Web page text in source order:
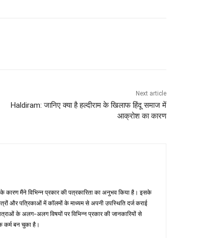
Next article
Haldiram: जानिए क्या है हल्दीराम के खिलाफ हिंदू समाज में
आक्रोश का कारण
मैंने विभिन्न प्रकार की पत्रकारिता का अनुभव किया है। इसके
और पत्रिकाओं में काॅलमों के माध्यम से अपनी उपस्थिति दर्ज कराई
के अलग-अलग विषयों पर विभिन्न प्रकार की जानकारियों से
कर्म बन चुका है।